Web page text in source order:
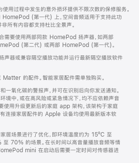
用过程中发生的意外损坏提供不限次数的保修服务。
(第一代) 上，空间音频适用于支持此功
所有内容都支持杜比全景声。
要使用两部同款 HomePod 扬声器，如两部
(第二代) 或两部 HomePod (第一代)。
器或兼容隔空播放功能并运行最新隔空播放软件
的配件。智能家居配件需单独购买。
一氧化碳的警报声，并可在识别后向你发送通知。
境中，或在高风险或紧急情况下，均不应依赖声音
使用升级更新后的家庭 app 架构，该架构于家庭
连接家居配件的 Apple 设备均使用最新版本软
居场景进行了优化，即环境温度约为 15ºC 至
70% 的场景。在长时间以高音量播放音频等情
mini 在启动后需要一定时间对传感器进